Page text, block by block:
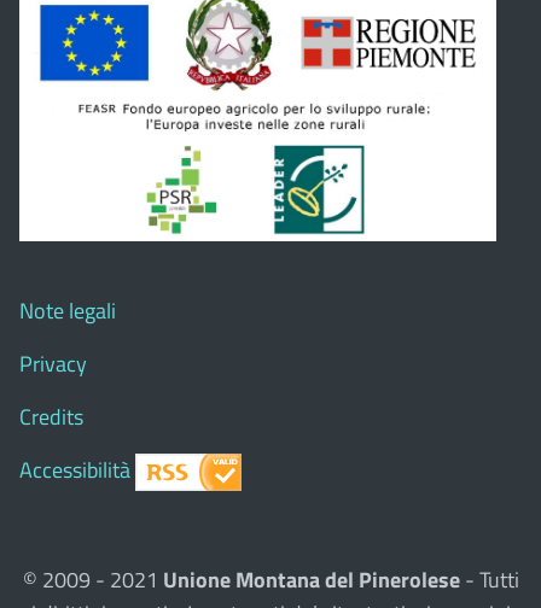
Note legali
Privacy
Credits
Accessibilità
© 2009 - 2021 Unione Montana del Pinerolese- Tutti